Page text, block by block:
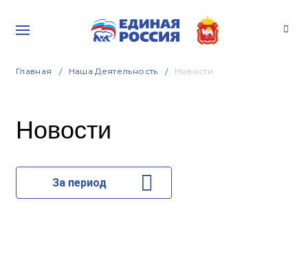
Главная Наша Деятельность Новости
Новости
За период